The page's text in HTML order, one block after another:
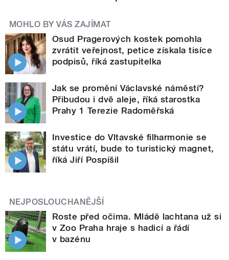
MOHLO BY VÁS ZAJÍMAT
Osud Pragerových kostek pomohla
zvrátit veřejnost, petice získala tisíce
podpisů, říká zastupitelka
Jak se promění Václavské náměstí?
Přibudou i dvě aleje, říká starostka
Prahy 1 Terezie Radoměřská
Investice do Vltavské filharmonie se
státu vrátí, bude to turistický magnet,
říká Jiří Pospíšil
NEJPOSLOUCHANĚJŠÍ
Roste před očima. Mládě lachtana už si
v Zoo Praha hraje s hadicí a řádí
v bazénu